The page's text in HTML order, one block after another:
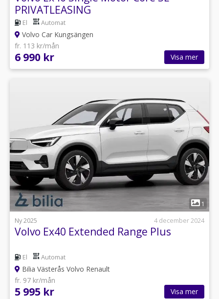
PRIVATLEASING
El Automat
Volvo Car Kungsängen
fr. 113 kr/mån
6 990 kr Visa mer
1
Ny 2025
4 december 2024
Volvo Ex40 Extended Range Plus
El Automat
Bilia Västerås Volvo Renault
fr. 97 kr/mån
5 995 kr Visa mer